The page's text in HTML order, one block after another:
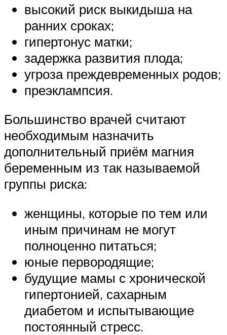
высокий риск выкидыша на
ранних сроках;
гипертонус матки;
задержка развития плода;
угроза преждевременных родов;
преэклампсия.
Большинство врачей считают
необходимым назначить
дополнительный приём магния
беременным из так называемой
группы риска:
женщины, которые по тем или
иным причинам не могут
полноценно питаться;
юные первородящие;
будущие мамы с хронической
гипертонией, сахарным
диабетом и испытывающие
постоянный стресс.